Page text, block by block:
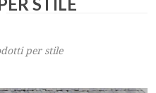
per stile